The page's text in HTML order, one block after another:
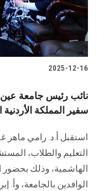
2025-12-16
نائب رئيس جامعة
سفير المملكة
استقبل أ.د. رامي
التعليم والطلاب،
الهاشمية، وذلك بحضور
الوافدين بالجامعة،